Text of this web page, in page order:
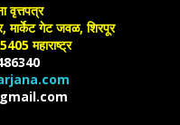
वृत्तपत्र
मार्केट गेट जवळ, शिरपूर
महाराष्ट्र